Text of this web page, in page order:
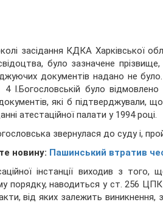
засідання КДКА Харківської
було зазначене
документів надано не
І.Богословській було відмовлено
які б підтверджували,
атестаційної палати у 1994 році.
звернулася до суду і,
новину: Пашинський втратив
інстанції виходив з
порядку, наводиться у ст. 256
від яких залежить виникнення,